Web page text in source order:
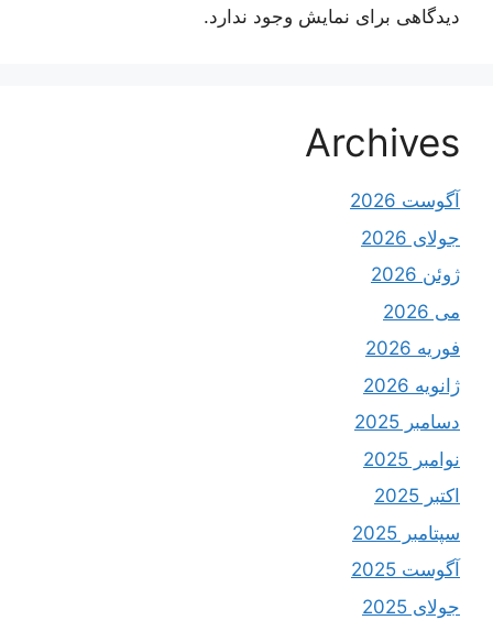
دیدگاهی برای نمایش وجود ندارد.
Archives
آگوست 2026
جولای 2026
ژوئن 2026
می 2026
فوریه 2026
ژانویه 2026
دسامبر 2025
نوامبر 2025
اکتبر 2025
سپتامبر 2025
آگوست 2025
جولای 2025